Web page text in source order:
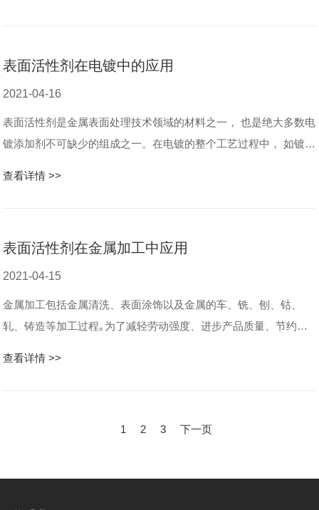
表面活性剂在电镀中的应用
2021-04-16
表面活性剂是金属表面处理技术领域的材料之一， 也是绝大多数电
镀添加剂不可缺少的组成之一。在电镀的整个工艺过程中， 如镀前
查看详情 >>
表面活性剂在金属加工中应用
2021-04-15
金属加工包括金属清洗、表面涂饰以及金属的车、铣、刨、钴、
轧、铸造等加工过程｡为了减轻劳动强度、进步产品质量、节约能
查看详情 >>
1 2 3 下一页